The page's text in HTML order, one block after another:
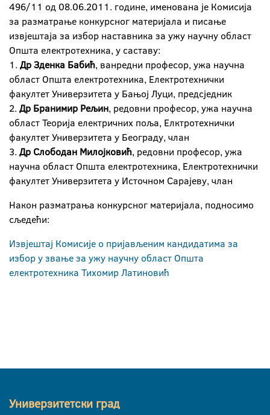
496/11 од 08.06.2011. године, именована је Комисија
за разматрање конкурсног материјала и писање
извјештаја за избор наставника за ужу научну област
Општа електротехника, у саставу:
1. Др Зденка Бабић, ванредни професор, ужа научна
област Општа електротехника, Електротехнички
факултет Универзитета у Бањој Луци, предсједник
2. Др Бранимир Рељин, редовни професор, ужа научна
област Теорија електричних поља, Елктротехнички
факултет Универзитета у Београду, члан
3. Др Слободан Милојковић, редовни професор, ужа
научна област Општа електротехника, Електротехнички
факултет Универзитета у Источном Сарајеву, члан
Након разматрања конкурсног материјала, подносимо
сљедећи:
Извјештај Комисије о пријављеним кандидатима за
избор у звање за ужу научну област Општа
електротехника Тихомир Латиновић
Универзитетски град